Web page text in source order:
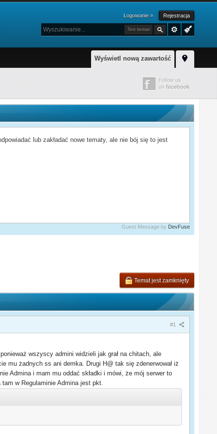
Logowanie » Rejestracja
Ten temat
Wyświetl nową zawartość
lub zakładać nowe tematy, ale nie bój się to jest
Guest Message by DevFuse
Temat jest zamknięty
#1
wszyscy admini widzieli jak grał na chitach, ale
mu żadnych ss ani demka. Drugi H@ tak się zdenerwował iż
Admina i mam mu oddać składki i mówi, że mój serwer to
w Regulaminie Admina jest pkt.